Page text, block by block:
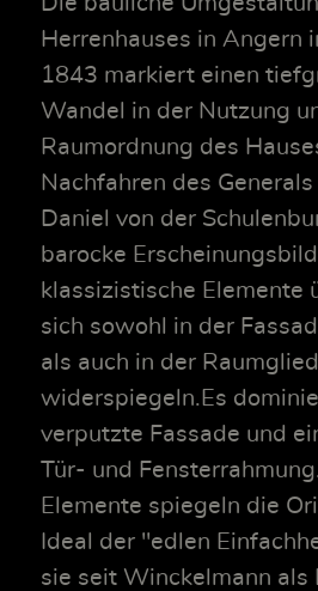
Herrenhauses in Angern
1843 markiert einen
Wandel in der Nutzung
Raumordnung des
Nachfahren des
Daniel von der
barocke
klassizistische Elemente
sich sowohl in der
als auch in der
widerspiegeln.Es
verputzte Fassade und
Tür- und
Elemente spiegeln die
Ideal der "edlen
sie seit Winckelmann als